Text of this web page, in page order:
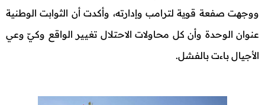
ووجهت صفعة قوية لترامب وإدارته، وأكدت أن الثوابت الوطنية
عنوان الوحدة وأن كل محاولات الاحتلال تغيير الواقع وكيّ وعي
الأجيال باءت بالفشل.